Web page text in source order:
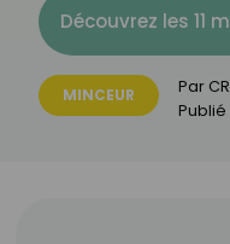
Découvrez les 11
MINCEUR Par
Publié